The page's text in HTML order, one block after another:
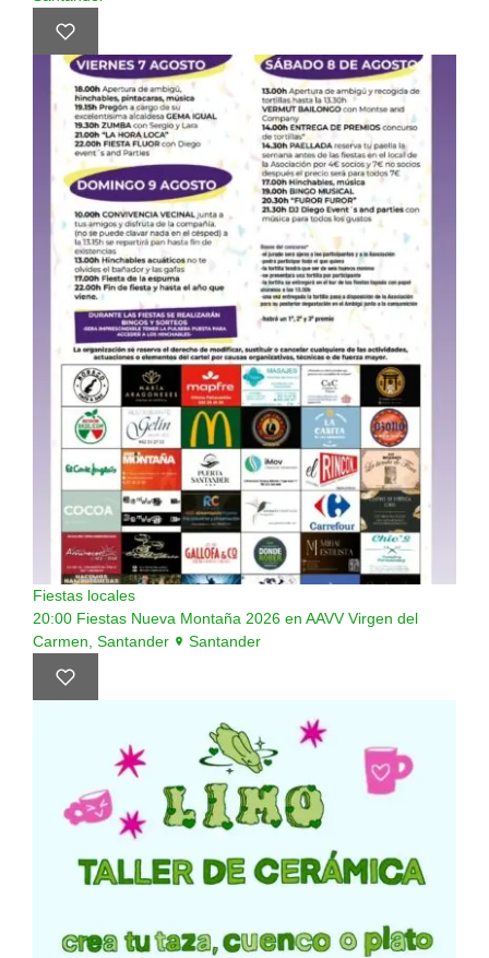
Fiestas locales
20:00 Fiestas Nueva Montaña 2026 en AAVV Virgen del
Carmen, Santander
Santander